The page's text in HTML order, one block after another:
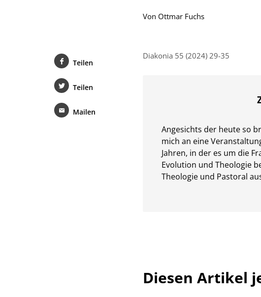
Von Ottmar Fuchs
Diakonia 55 (2024) 29-35
Angesichts der heute so
mich an eine
Jahren, in der es um die
Evolution und Theologie
Theologie und Pastoral
Diesen Artikel
Teilen
Teilen
Mailen